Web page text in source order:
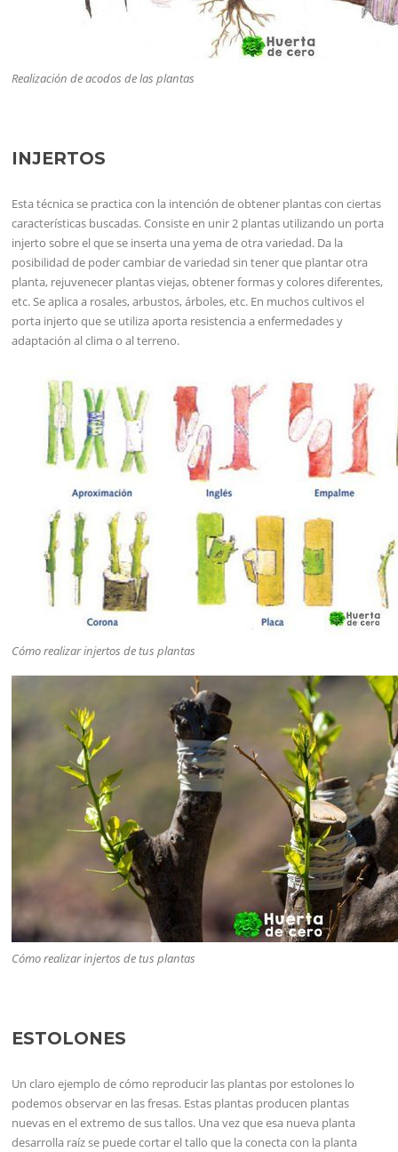
Realización de acodos de las plantas
INJERTOS
Esta técnica se practica con la intención de obtener plantas con ciertas
características buscadas. Consiste en unir 2 plantas utilizando un porta
injerto sobre el que se inserta una yema de otra variedad. Da la
posibilidad de poder cambiar de variedad sin tener que plantar otra
planta, rejuvenecer plantas viejas, obtener formas y colores diferentes,
etc. Se aplica a rosales, arbustos, árboles, etc. En muchos cultivos el
porta injerto que se utiliza aporta resistencia a enfermedades y
adaptación al clima o al terreno.
Cómo realizar injertos de tus plantas
Cómo realizar injertos de tus plantas
ESTOLONES
Un claro ejemplo de cómo reproducir las plantas por estolones lo
podemos observar en las fresas. Estas plantas producen plantas
nuevas en el extremo de sus tallos. Una vez que esa nueva planta
desarrolla raíz se puede cortar el tallo que la conecta con la planta